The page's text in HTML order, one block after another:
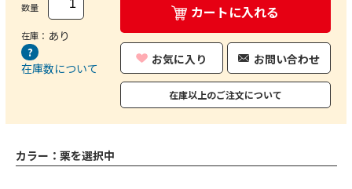
数量
在庫： あり
在庫数について
カートに入れる
お気に入り お問い合わせ
在庫以上のご注文について
カラー： 栗を選択中